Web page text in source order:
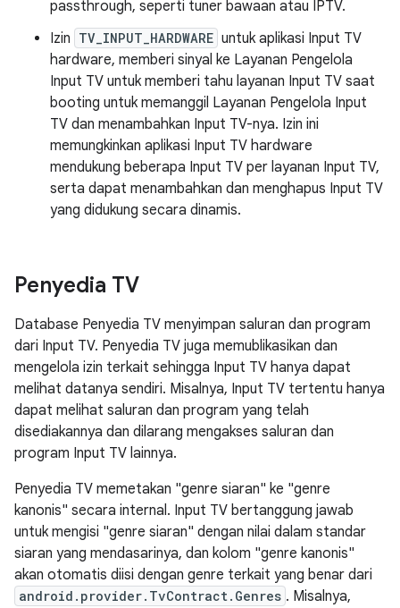
passthrough, seperti tuner bawaan atau IPTV.
Izin TV_INPUT_HARDWARE untuk aplikasi Input TV
hardware, memberi sinyal ke Layanan Pengelola
Input TV untuk memberi tahu layanan Input TV saat
booting untuk memanggil Layanan Pengelola Input
TV dan menambahkan Input TV-nya. Izin ini
memungkinkan aplikasi Input TV hardware
mendukung beberapa Input TV per layanan Input TV,
serta dapat menambahkan dan menghapus Input TV
yang didukung secara dinamis.
Penyedia TV
Database Penyedia TV menyimpan saluran dan program
dari Input TV. Penyedia TV juga memublikasikan dan
mengelola izin terkait sehingga Input TV hanya dapat
melihat datanya sendiri. Misalnya, Input TV tertentu hanya
dapat melihat saluran dan program yang telah
disediakannya dan dilarang mengakses saluran dan
program Input TV lainnya.
Penyedia TV memetakan "genre siaran" ke "genre
kanonis" secara internal. Input TV bertanggung jawab
untuk mengisi "genre siaran" dengan nilai dalam standar
siaran yang mendasarinya, dan kolom "genre kanonis"
akan otomatis diisi dengan genre terkait yang benar dari
android.provider.TvContract.Genres . Misalnya,